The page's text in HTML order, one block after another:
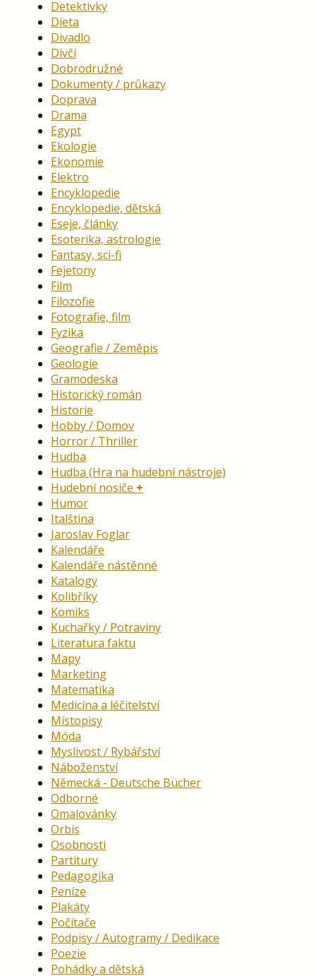
Detektivky
Dieta
Divadlo
Dívčí
Dobrodružné
Dokumenty / průkazy
Doprava
Drama
Egypt
Ekologie
Ekonomie
Elektro
Encyklopedie
Encyklopedie, dětská
Eseje, články
Esoterika, astrologie
Fantasy, sci-fi
Fejetony
Film
Filozofie
Fotografie, film
Fyzika
Geografie / Zeměpis
Geologie
Gramodeska
Historický román
Historie
Hobby / Domov
Horror / Thriller
Hudba
Hudba (Hra na hudební nástroje)
Hudební nosiče
Humor
Italština
Jaroslav Foglar
Kalendáře
Kalendáře nástěnné
Katalogy
Kolibříky
Komiks
Kuchařky / Potraviny
Literatura faktu
Mapy
Marketing
Matematika
Medicína a léčitelství
Místopisy
Móda
Myslivost / Rybářství
Náboženství
Německá - Deutsche Bücher
Odborné
Omalovánky
Orbis
Osobnosti
Partitury
Pedagogika
Peníze
Plakáty
Počítače
Podpisy / Autogramy / Dedikace
Poezie
Pohádky a dětská